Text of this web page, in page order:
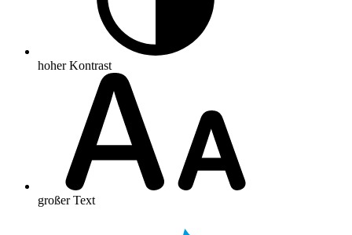
hoher Kontrast
großer Text